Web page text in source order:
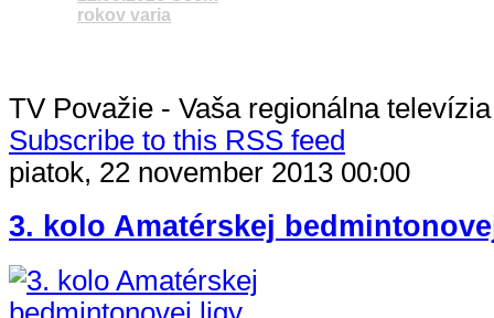
Čítať článok
rokov varia
VÚC
Čítať článok
TV Považie - Vaša regionálna televízia
Subscribe to this RSS feed
piatok, 22 november 2013 00:00
3. kolo Amatérskej